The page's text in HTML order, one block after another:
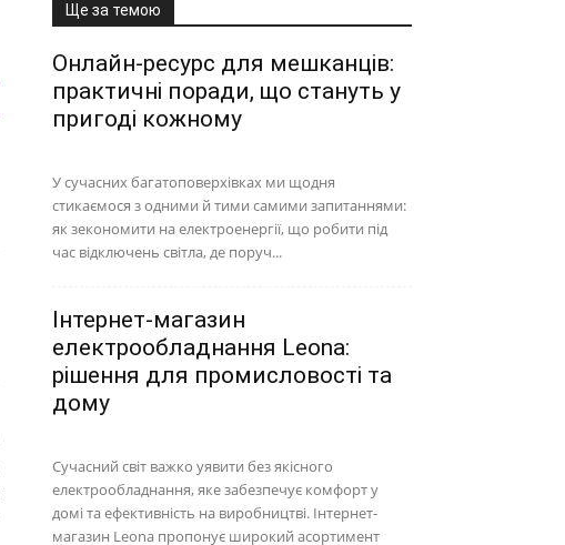
Ще за темою
Онлайн-ресурс для мешканців:
практичні поради, що стануть у
пригоді кожному
У сучасних багатоповерхівках ми щодня
стикаємося з одними й тими самими запитаннями:
як зекономити на електроенергії, що робити під
час відключень світла, де поруч...
Інтернет-магазин
електрообладнання Leona:
рішення для промисловості та
дому
Сучасний світ важко уявити без якісного
електрообладнання, яке забезпечує комфорт у
домі та ефективність на виробництві. Інтернет-
магазин Leona пропонує широкий асортимент